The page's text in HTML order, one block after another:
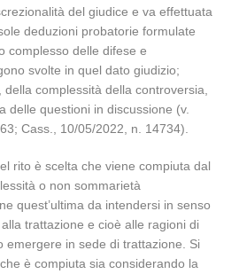
del giudice e va effettuata
deduzioni probatorie formulate
complesso delle difese e
svolte in quel dato giudizio;
della complessità della controversia,
delle questioni in discussione (v.
Cass., 10/05/2022, n. 14734).
rito è scelta che viene compiuta dal
o non sommarietà
quest’ultima da intendersi in senso
trattazione e cioè alle ragioni di
emergere in sede di trattazione. Si
è compiuta sia considerando la